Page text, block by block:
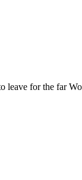
leave for the far